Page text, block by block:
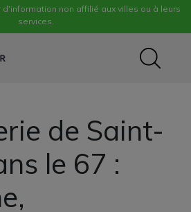
d'information non affilié aux villes ou à leurs
services.
de Saint-
le 67 :